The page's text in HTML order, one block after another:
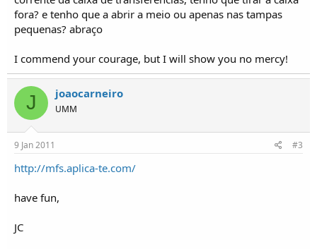
e
T
ó
i
c
o
i
o
fora? e tenho que a abrir a meio ou apenas nas tampas
pequenas? abraço
I commend your courage, but I will show you no mercy!
J joaocarneiro
UMM
9 Jan 2011 #3
http://mfs.aplica-te.com/
have fun,
JC